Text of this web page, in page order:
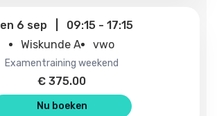
en 6 sep 09:15 - 17:15
Wiskunde A
vwo
examentraining weekend
€ 375.00
Nu boeken